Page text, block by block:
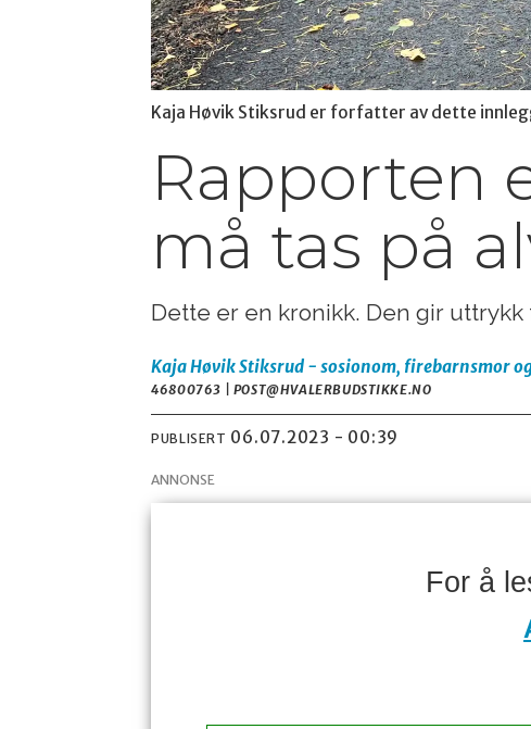
Kaja Høvik Stiksrud er forfatter av dette
Rapporten
må tas på
Dette er en kronikk. Den gir
Kaja Høvik Stiksrud - sosionom, firebarnsmor
46800763 | POST@HVALERBUDSTIKKE.NO
PUBLISERT 06.07.2023 - 00:39
ANNONSE
For å